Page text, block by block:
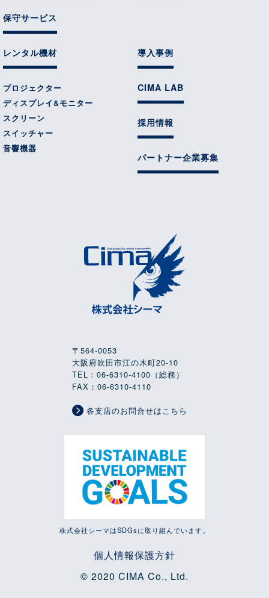
保守サービス
レンタル機材
プロジェクター
ディスプレイ&モニター
スクリーン
スイッチャー
音響機器
導入事例
CIMA LAB
採用情報
パートナー企業募集
〒564-0053
大阪府吹田市江の木町20-10
TEL：06-6310-4100（総務）
FAX：06-6310-4110
各支店のお問合せはこちら
株式会社シーマはSDGsに取り組んでいます。
個人情報保護方針
© 2020 CIMA Co., Ltd.